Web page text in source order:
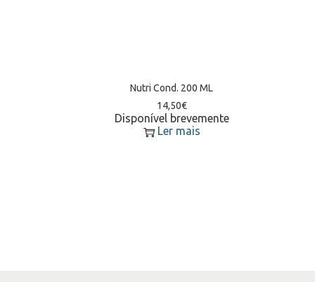
Nutri Cond. 200 ML
14,50€
Disponível brevemente
Ler mais